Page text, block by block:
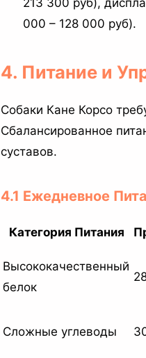
213 300 руб),
000 – 128 000 руб).
4. Питание и
Собаки Кане Корсо
Сбалансированное
суставов.
4.1 Ежедневное
Категория Питания
Высококачественный
белок
Сложные углеводы